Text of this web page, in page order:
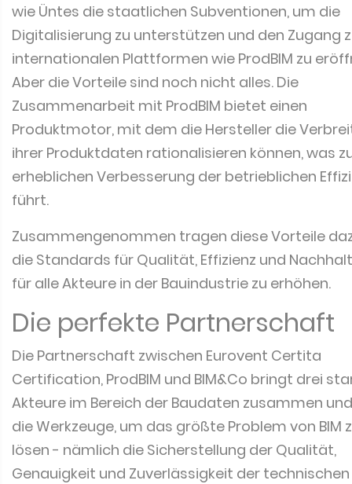
wie Üntes die staatlichen Subventionen, um die
Digitalisierung zu unterstützen und den Zugang
internationalen Plattformen wie ProdBIM zu
Aber die Vorteile sind noch nicht alles. Die
Zusammenarbeit mit ProdBIM bietet einen
Produktmotor, mit dem die Hersteller die
ihrer Produktdaten rationalisieren können, was
erheblichen Verbesserung der betrieblichen
führt.
Zusammengenommen tragen diese Vorteile
die Standards für Qualität, Effizienz und
für alle Akteure in der Bauindustrie zu erhöhen.
Die perfekte Partnerschaft
Die Partnerschaft zwischen Eurovent Certita
Certification, ProdBIM und BIM&Co bringt drei
Akteure im Bereich der Baudaten zusammen
die Werkzeuge, um das größte Problem von BIM
lösen - nämlich die Sicherstellung der Qualität,
Genauigkeit und Zuverlässigkeit der